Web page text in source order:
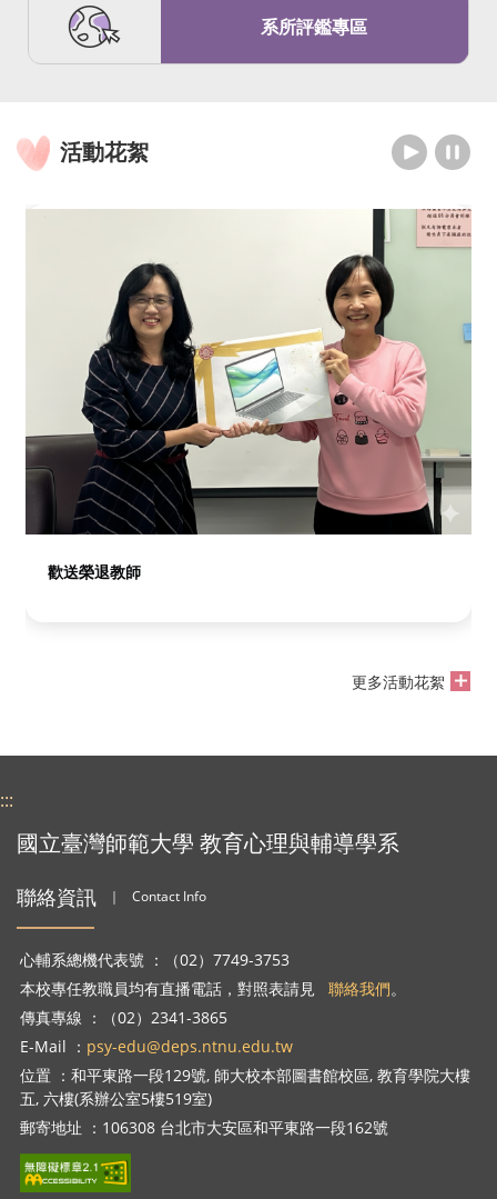
系所評鑑專區
活動花絮
歡送榮退教師
更多活動花絮
:::
國立臺灣師範大學 教育心理與輔導學系
聯絡資訊 ｜ Contact Info
心輔系總機代表號 ：（02）7749-3753
本校專任教職員均有直播電話，對照表請見 聯絡我們。
傳真專線 ：（02）2341-3865
E-Mail ： psy-edu@deps.ntnu.edu.tw
位置 ：和平東路一段129號, 師大校本部圖書館校區, 教育學院大樓
五, 六樓(系辦公室5樓519室)
郵寄地址 ：106308 台北市大安區和平東路一段162號